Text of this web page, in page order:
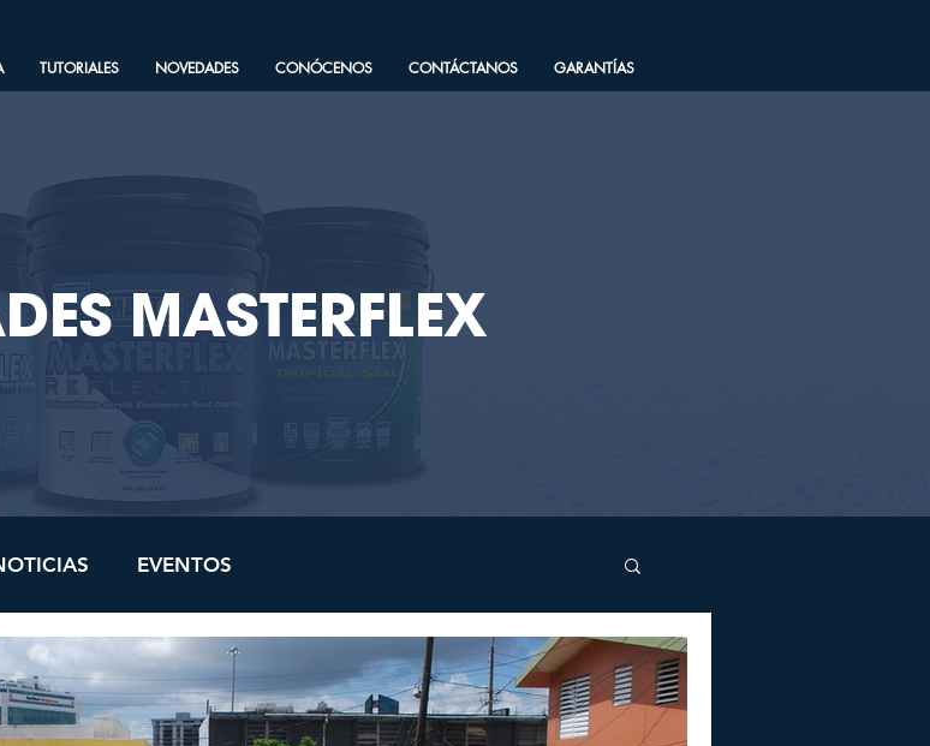
TUTORIALES NOVEDADES CONÓCENOS CONTÁCTANOS GARANTÍAS
MASTERFLEX
EVENTOS